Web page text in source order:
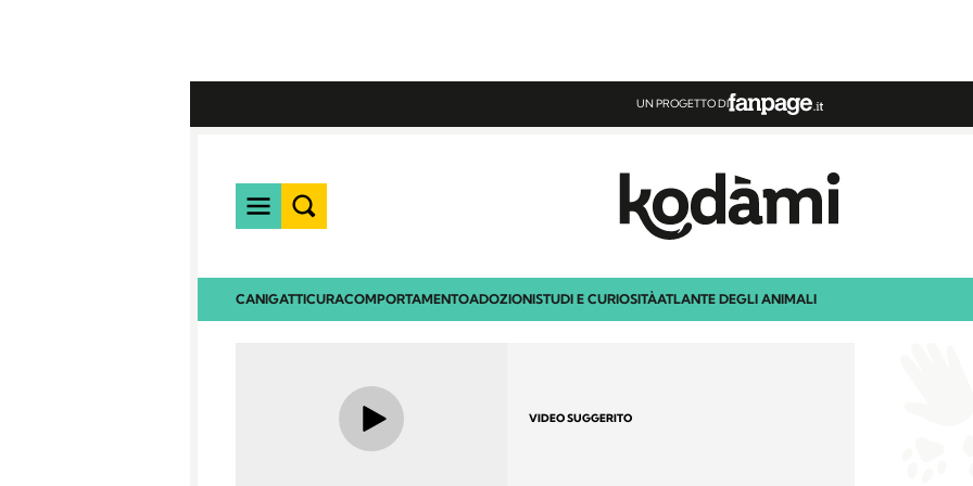
UN PROGETTO DI
CANIGATTICURACOMPORTAMENTOADOZIONISTUDI E CURIOSITÀATLANTE DEGLI ANIMALI
VIDEO SUGGERITO